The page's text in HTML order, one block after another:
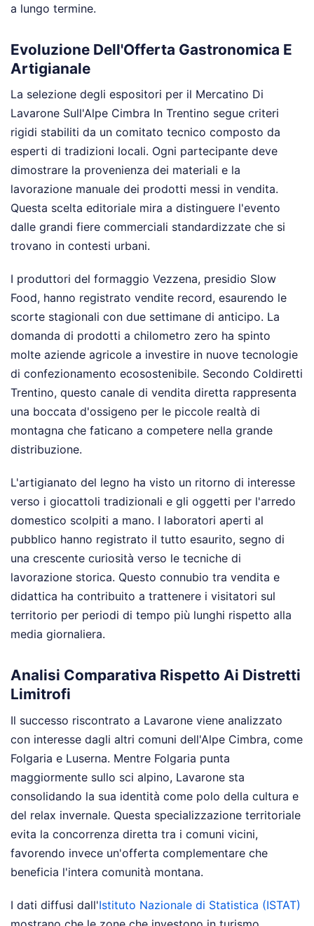
a lungo termine.
Evoluzione Dell'Offerta Gastronomica E
Artigianale
La selezione degli espositori per il Mercatino Di
Lavarone Sull'Alpe Cimbra In Trentino segue criteri
rigidi stabiliti da un comitato tecnico composto da
esperti di tradizioni locali. Ogni partecipante deve
dimostrare la provenienza dei materiali e la
lavorazione manuale dei prodotti messi in vendita.
Questa scelta editoriale mira a distinguere l'evento
dalle grandi fiere commerciali standardizzate che si
trovano in contesti urbani.
I produttori del formaggio Vezzena, presidio Slow
Food, hanno registrato vendite record, esaurendo le
scorte stagionali con due settimane di anticipo. La
domanda di prodotti a chilometro zero ha spinto
molte aziende agricole a investire in nuove tecnologie
di confezionamento ecosostenibile. Secondo Coldiretti
Trentino, questo canale di vendita diretta rappresenta
una boccata d'ossigeno per le piccole realtà di
montagna che faticano a competere nella grande
distribuzione.
L'artigianato del legno ha visto un ritorno di interesse
verso i giocattoli tradizionali e gli oggetti per l'arredo
domestico scolpiti a mano. I laboratori aperti al
pubblico hanno registrato il tutto esaurito, segno di
una crescente curiosità verso le tecniche di
lavorazione storica. Questo connubio tra vendita e
didattica ha contribuito a trattenere i visitatori sul
territorio per periodi di tempo più lunghi rispetto alla
media giornaliera.
Analisi Comparativa Rispetto Ai Distretti
Limitrofi
Il successo riscontrato a Lavarone viene analizzato
con interesse dagli altri comuni dell'Alpe Cimbra, come
Folgaria e Luserna. Mentre Folgaria punta
maggiormente sullo sci alpino, Lavarone sta
consolidando la sua identità come polo della cultura e
del relax invernale. Questa specializzazione territoriale
evita la concorrenza diretta tra i comuni vicini,
favorendo invece un'offerta complementare che
beneficia l'intera comunità montana.
I dati diffusi dall'Istituto Nazionale di Statistica (ISTAT)